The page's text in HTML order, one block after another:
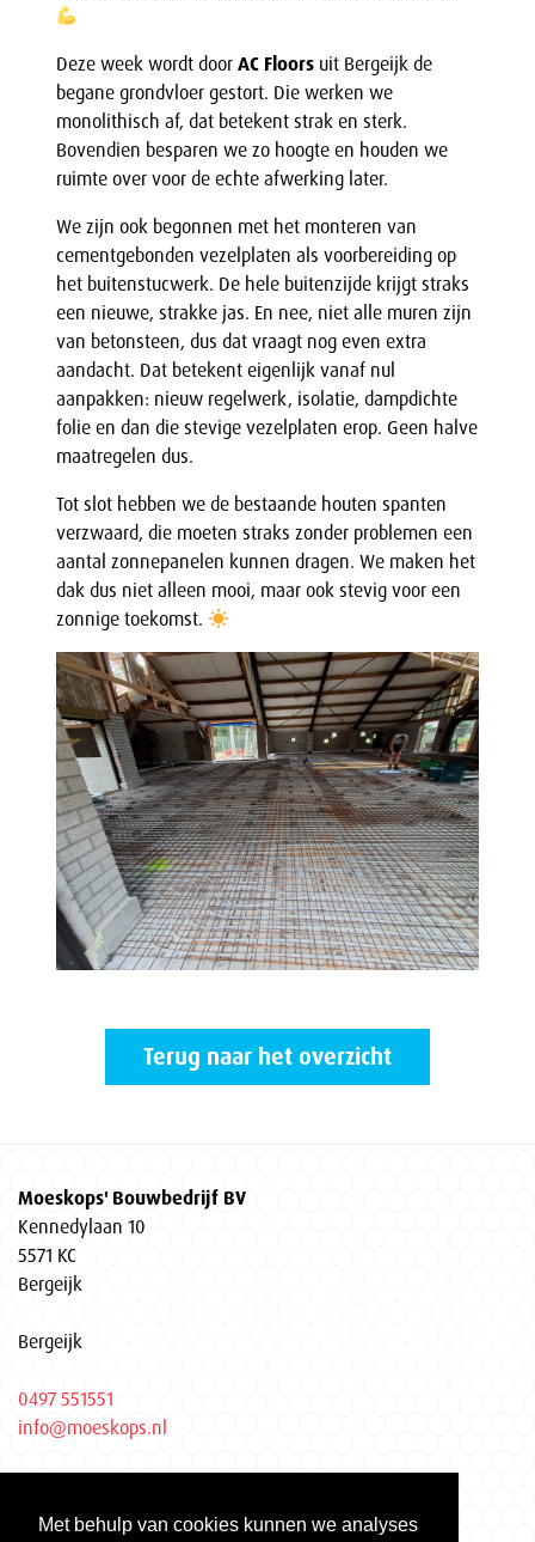
Met behulp van cookies kunnen we analyses
Deze week wordt door AC Floors uit Bergeijk de
begane grondvloer gestort. Die werken we
monolithisch af, dat betekent strak en sterk.
Bovendien besparen we zo hoogte en houden we
ruimte over voor de echte afwerking later.
We zijn ook begonnen met het monteren van
cementgebonden vezelplaten als voorbereiding op
het buitenstucwerk. De hele buitenzijde krijgt straks
een nieuwe, strakke jas. En nee, niet alle muren zijn
van betonsteen, dus dat vraagt nog even extra
aandacht. Dat betekent eigenlijk vanaf nul
aanpakken: nieuw regelwerk, isolatie, dampdichte
folie en dan die stevige vezelplaten erop. Geen halve
maatregelen dus.
Tot slot hebben we de bestaande houten spanten
verzwaard, die moeten straks zonder problemen een
aantal zonnepanelen kunnen dragen. We maken het
dak dus niet alleen mooi, maar ook stevig voor een
zonnige toekomst.
Terug naar het overzicht
Moeskops' Bouwbedrijf BV
Kennedylaan 10
5571 KC
Bergeijk
Bergeijk
0497 551551
info@moeskops.nl